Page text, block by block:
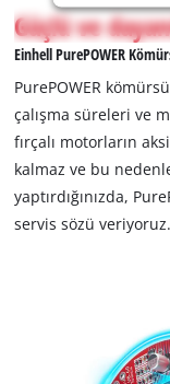
permitted
to
to
trackers
that
are
Güçlü ve
Einhell PurePOWER
PurePOWER
çalışma süreleri ve
fırçalı motorların
kalmaz ve bu
yaptırdığınızda,
servis sözü veriyoruz.